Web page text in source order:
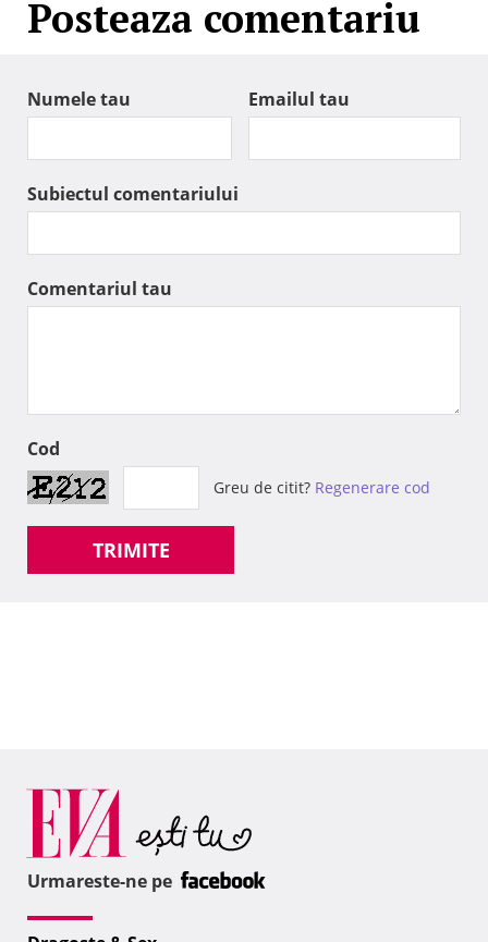
Posteaza comentariu
Numele tau Emailul tau
Subiectul comentariului
Comentariul tau
Cod
Greu de citit? Regenerare cod
TRIMITE
Urmareste-ne pe